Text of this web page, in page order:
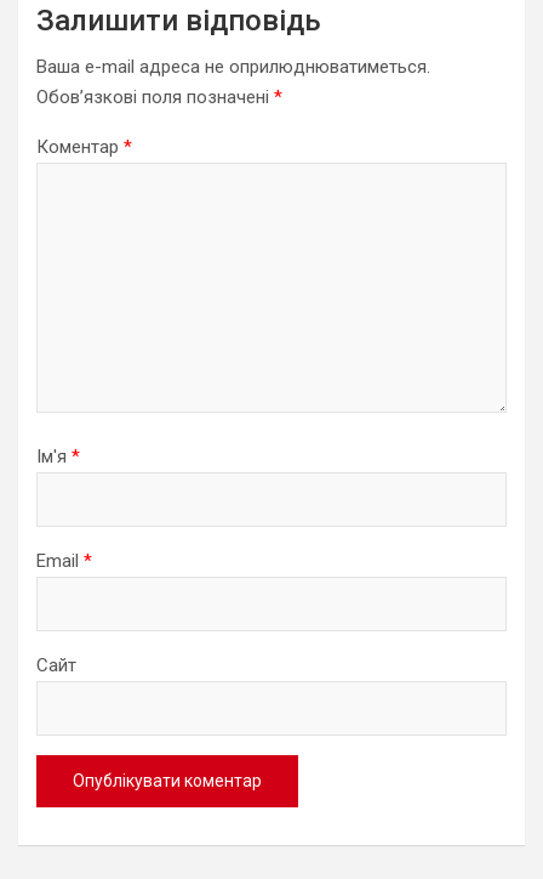
Залишити відповідь
Ваша e-mail адреса не оприлюднюватиметься.
Обов’язкові поля позначені *
Коментар *
Ім'я *
Email *
Сайт